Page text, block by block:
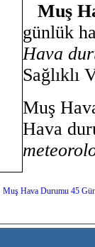
Muş
günlük
Hava
Sağlıklı
Muş
Hava
Muş Hava Durumu 45